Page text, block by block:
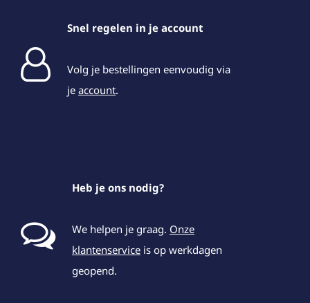
Snel regelen in je account
Volg je bestellingen eenvoudig via
je account.
Heb je ons nodig?
We helpen je graag. Onze
klantenservice is op werkdagen
geopend.